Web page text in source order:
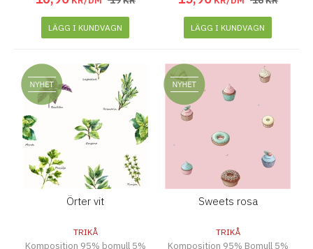
LÄGG I KUNDVAGN LÄGG I KUNDVAGN
Örter vit
TRIKÅ
Komposition 95% bomull 5%
Sweets rosa
TRIKÅ
Komposition 95% Bomull 5%